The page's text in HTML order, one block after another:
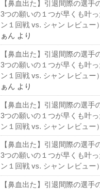
【鼻血出た】引退間際の選手
3つの願いの１つが早くも叶
ン１回戦 vs. シャン レビュー）
ぁん より
【鼻血出た】引退間際の選手
3つの願いの１つが早くも叶
ン１回戦 vs. シャン レビュー）
ぁん より
【鼻血出た】引退間際の選手
3つの願いの１つが早くも叶
ン１回戦 vs. シャン レビュー）
【鼻血出た】引退間際の選手
3つの願いの１つが早くも叶
ン１回戦 vs. シャン レビュー）
【鼻血出た】引退間際の選手